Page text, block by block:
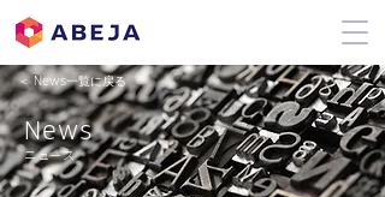
＜ News一覧に戻る
News
ニュース